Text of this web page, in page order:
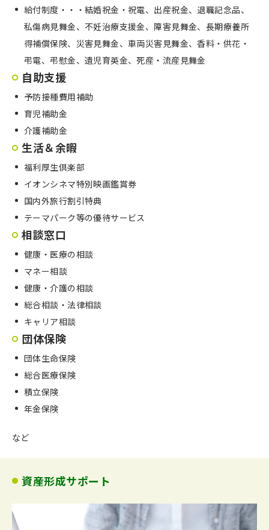
給付制度・・・結婚祝金・祝電、出産祝金、退職記念品、
私傷病見舞金、不妊治療支援金、障害見舞金、長期療養所
得補償保険、災害見舞金、車両災害見舞金、香料・供花・
弔電、弔慰金、遺児育英金、死産・流産見舞金
自助支援
予防接種費用補助
育児補助金
介護補助金
生活＆余暇
福利厚生倶楽部
イオンシネマ特別映画鑑賞券
国内外旅行割引特典
テーマパーク等の優待サービス
相談窓口
健康・医療の相談
マネー相談
健康・介護の相談
総合相談・法律相談
キャリア相談
団体保険
団体生命保険
総合医療保険
積立保険
年金保険
など
資産形成サポート